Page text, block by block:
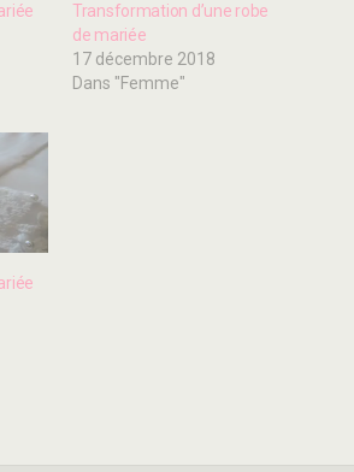
Transformation d’une robe
de mariée
17 décembre 2018
Dans "Femme"